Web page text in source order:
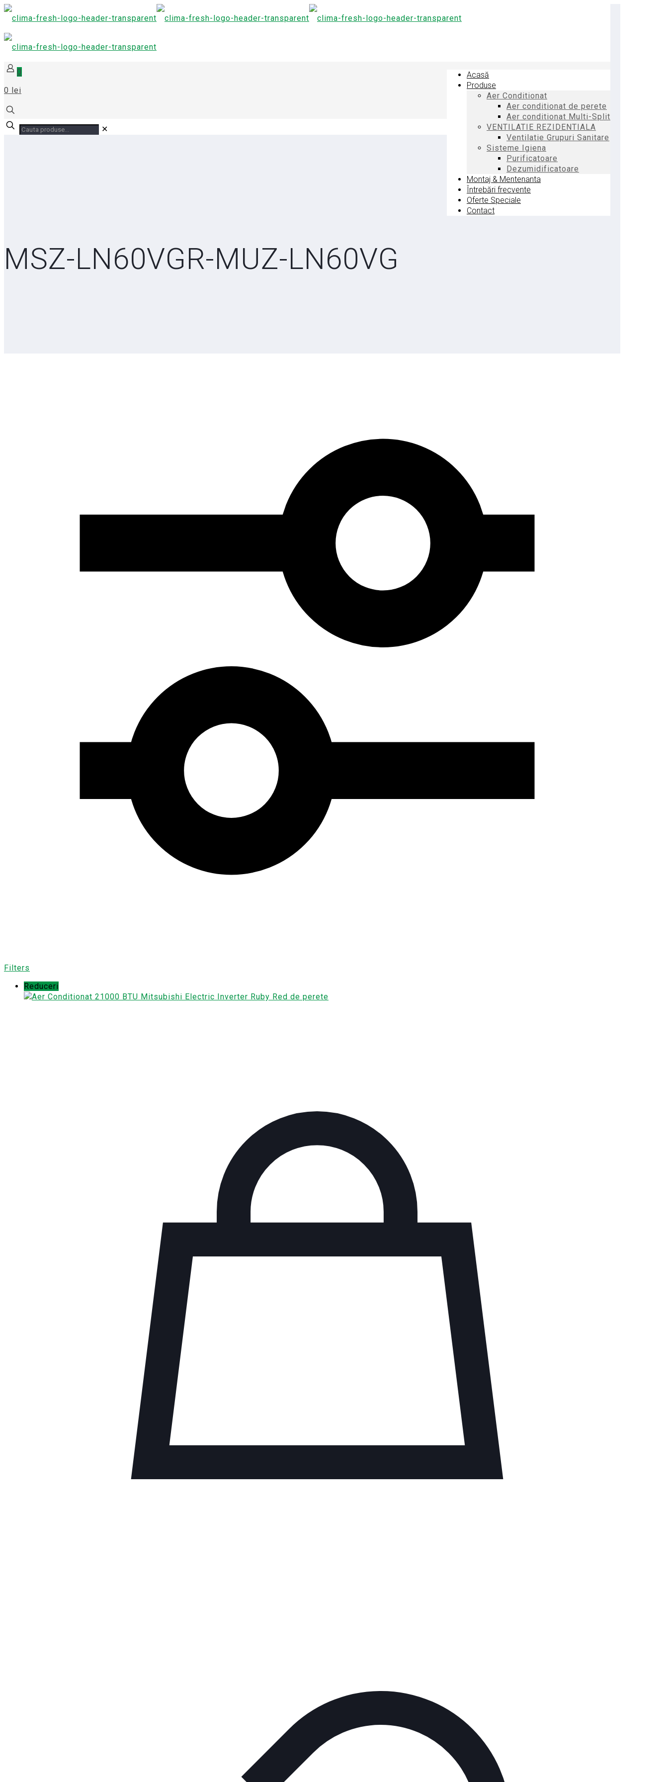
Acasă
Produse
Aer Conditionat
Aer conditionat de perete
Aer conditionat Multi-Split
VENTILATIE REZIDENTIALA
Ventilatie Grupuri Sanitare
Sisteme Igiena
Purificatoare
Dezumidificatoare
Montaj & Mentenanta
Întrebări frecvente
Oferte Speciale
Contact
0
0 lei
✕
MSZ-LN60VGR-MUZ-LN60VG
Filters
Reduceri